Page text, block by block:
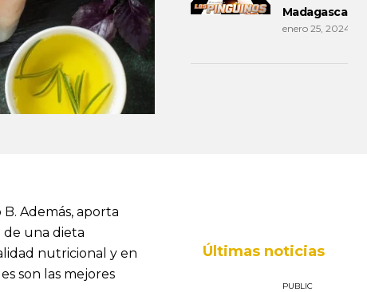
Madagascar
enero 25, 2024
Además, aporta
de una dieta
nutricional y en
son las mejores
Últimas noticias
PUBLIC